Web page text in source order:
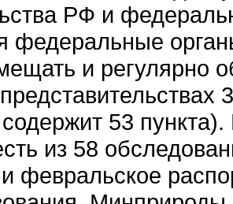
РФ и
федеральные
и регулярно
53
из 58
февральское